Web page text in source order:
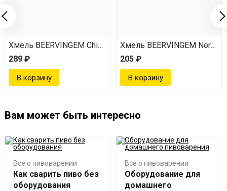
Brewer (Нортен Бревер), 50 г
Хмель BEERVINGEM Chinook (Чинук), 50 г
289 ₽
Хмель BEERVINGEM
205 ₽
Вам может быть интересно
Все о пивоварении
Как сварить пиво без
оборудования
Все о пивоварении
Оборудование для
домашнего